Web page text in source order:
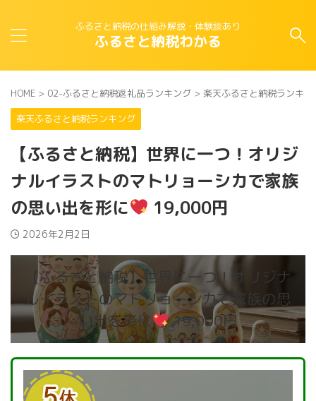
ふるさと納税の仕組み解説・体験談あり
ふるさと納税わかる
HOME > 02-ふるさと納税返礼品ランキング > 楽天ふるさと納税ランキン
楽天ふるさと納税ランキング
【ふるさと納税】世界に一つ！オリジ
ナルイラストのマトリョーシカで家族
の思い出を形に
19,000円
2026年2月2日
【ふるさと納税】世界に一つ！オリジナ
ルイラストのマトリョーシカで家族の思
い出を形に
19,000円